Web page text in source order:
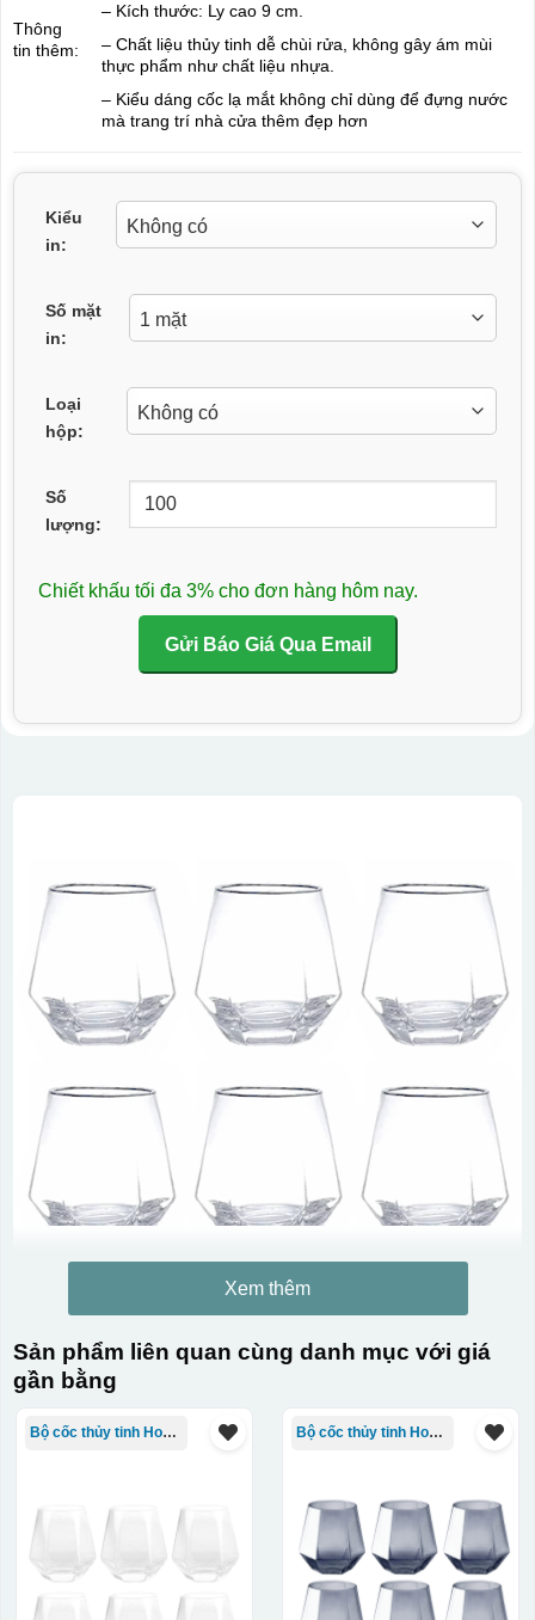
Thông
tin thêm:
– Kích thước: Ly cao 9 cm.
– Chất liệu thủy tinh dễ chùi rửa, không gây ám mùi
thực phẩm như chất liệu nhựa.
– Kiểu dáng cốc lạ mắt không chỉ dùng để đựng nước
mà trang trí nhà cửa thêm đẹp hơn
Kiểu
in:
Số mặt
in:
Loại
hộp:
Số
lượng:
Chiết khấu tối đa 3% cho đơn hàng hôm nay.
Gửi Báo Giá Qua Email
Xem thêm
Sản phẩm liên quan cùng danh mục với giá
gần bằng
Bộ cốc thủy tinh Hongli Bộ cốc thủy tinh Hongli